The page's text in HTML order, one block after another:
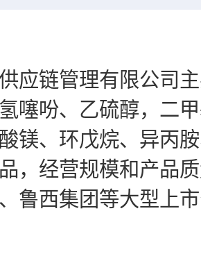
应链管理有限公司
噻吩、乙硫醇，二
镁、环戊烷、异丙
，经营规模和产品
鲁西集团等大型上